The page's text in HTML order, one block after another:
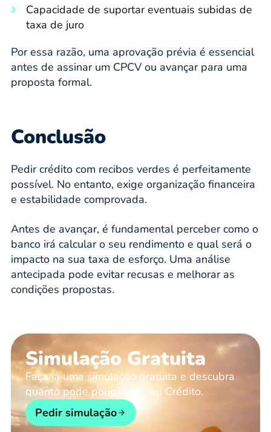
Capacidade de suportar eventuais subidas de
taxa de juro
Por essa razão, uma aprovação prévia é essencial
antes de assinar um CPCV ou avançar para uma
proposta formal.
Conclusão
Pedir crédito com recibos verdes é perfeitamente
possível. No entanto, exige organização financeira
e estabilidade comprovada.
Antes de avançar, é fundamental perceber como o
banco irá calcular o seu rendimento e qual será o
impacto na sua taxa de esforço. Uma análise
antecipada pode evitar recusas e melhorar as
condições propostas.
Simulação Gratuita
Faça já uma simulação gratuita e descubra
quanto pode poupar no seu Crédito.
Pedir simulação